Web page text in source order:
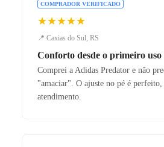
COMPRADOR VERIFICADO
★★★★★
📍 Caxias do Sul, RS
Conforto desde o primeiro uso
Comprei a Adidas Predator e não
"amaciar". O ajuste no pé é
atendimento.